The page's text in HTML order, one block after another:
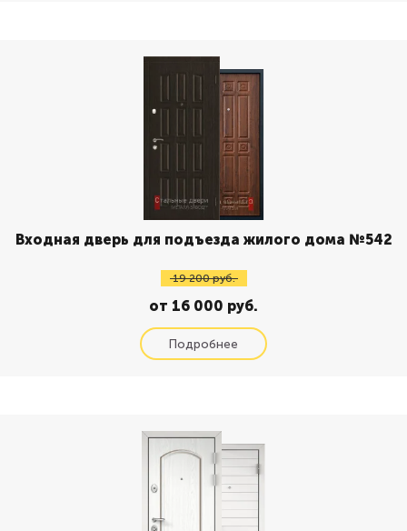
Входная дверь для подъезда жилого дома №542
19 200 руб.
от 16 000 руб.